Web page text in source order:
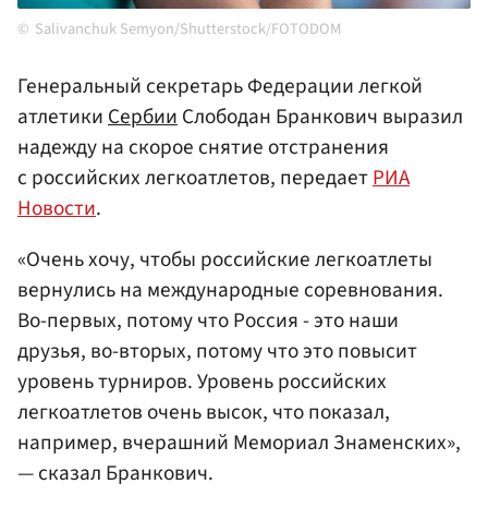
Salivanchuk Semyon/Shutterstock/FOTODOM
Генеральный секретарь Федерации легкой
атлетикиСербииСлободан Бранкович выразил
надежду на скорое снятие отстранения
с российских легкоатлетов, передаетРИА
Новости.
«Очень хочу, чтобы российские легкоатлеты
вернулись на международные соревнования.
Во-первых, потому что Россия - это наши
друзья, во-вторых, потому что это повысит
уровень турниров. Уровень российских
легкоатлетов очень высок, что показал,
например, вчерашний Мемориал Знаменских»,
— сказал Бранкович.